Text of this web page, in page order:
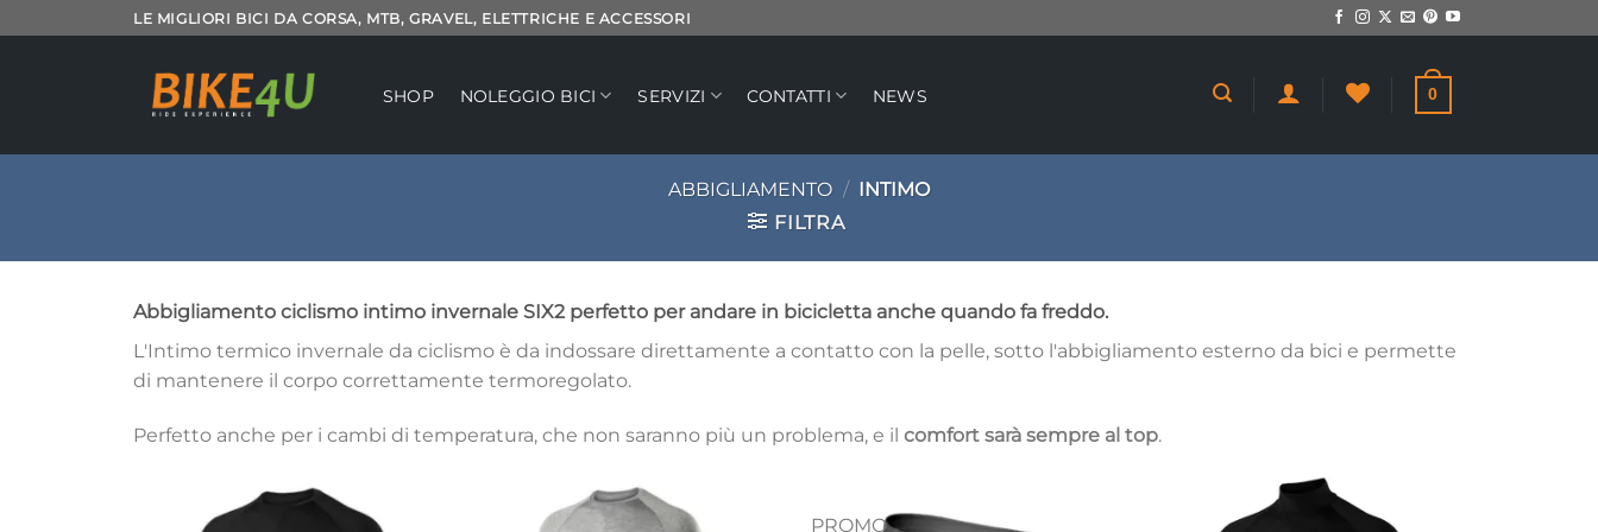
ai
LE MIGLIORI BICI DA CORSA, MTB, GRAVEL, ELETTRICHE E ACCESSORI
SHOP NOLEGGIO BICI SERVIZI CONTATTI NEWS 0
ABBIGLIAMENTO / INTIMO
FILTRA
Abbigliamento ciclismo intimo invernale SIX2 perfetto per andare in bicicletta anche quando fa freddo.
L'Intimo termico invernale da ciclismo è da indossare direttamente a contatto con la pelle, sotto l'abbigliamento esterno da bici e permette
di mantenere il corpo correttamente termoregolato.
Perfetto anche per i cambi di temperatura, che non saranno più un problema, e il comfort sarà sempre al top.
PROMO